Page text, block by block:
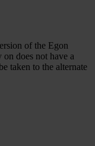
of the Egon
does not have a
taken to the alternate